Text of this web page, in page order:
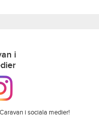
i
i sociala medier!